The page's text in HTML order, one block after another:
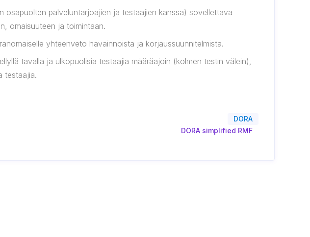
osapuolten palveluntarjoajien ja testaajien kanssa) sovellettava
omaisuuteen ja toimintaan.
yhteenveto havainnoista ja korjaussuunnitelmista.
tavalla ja ulkopuolisia testaajia määräajoin (kolmen testin välein),
testaajia.
DORA
DORA simplified RMF